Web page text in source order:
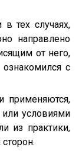
тех случаях,
направлено
от него,
с
применяются,
условиями
из практики,